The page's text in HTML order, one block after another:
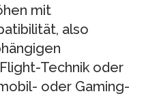
mit
also
Technik oder
oder Gaming-